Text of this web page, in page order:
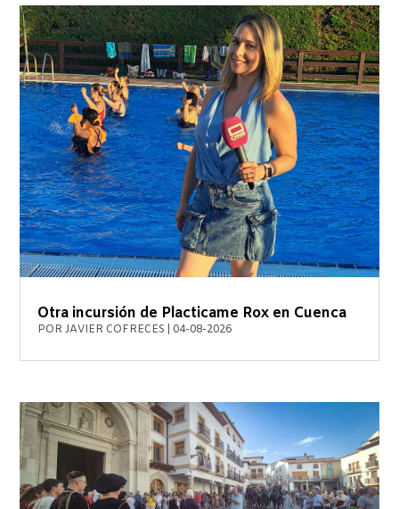
Otra incursión de Placticame Rox en Cuenca
PORJAVIER COFRECES 04-08-2026